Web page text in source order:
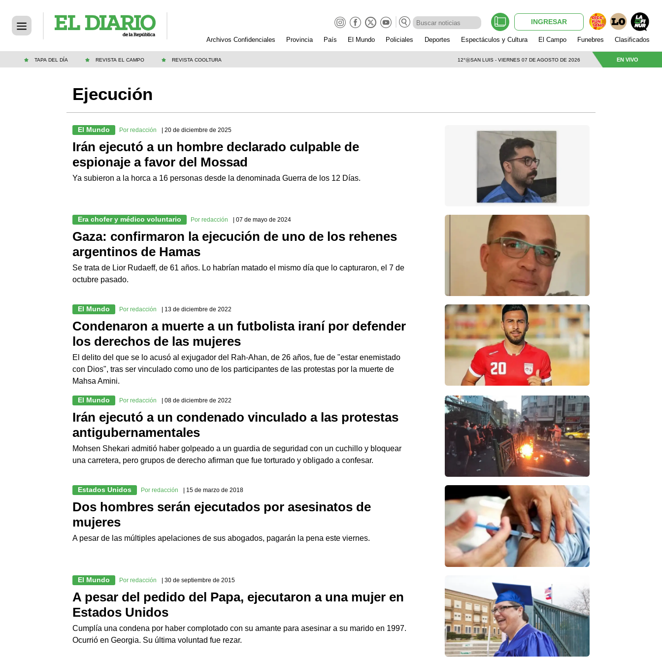
INGRESAR
Archivos Confidenciales Provincia País El Mundo Policiales Deportes Espectáculos y Cultura El Campo Funebres Clasificados
TAPA DEL DÍA REVISTA EL CAMPO REVISTA COOLTURA 12° SAN LUIS - VIERNES 07 DE AGOSTO DE 2026 EN VIVO
Ejecución
El Mundo Por redacción | 20 de diciembre de 2025
Irán ejecutó a un hombre declarado culpable de
espionaje a favor del Mossad
Ya subieron a la horca a 16 personas desde la denominada Guerra de los 12 Días.
Era chofer y médico voluntario Por redacción | 07 de mayo de 2024
Gaza: confirmaron la ejecución de uno de los rehenes
argentinos de Hamas
Se trata de Lior Rudaeff, de 61 años. Lo habrían matado el mismo día que lo capturaron, el 7 de
octubre pasado.
El Mundo Por redacción | 13 de diciembre de 2022
Condenaron a muerte a un futbolista iraní por defender
los derechos de las mujeres
El delito del que se lo acusó al exjugador del Rah-Ahan, de 26 años, fue de "estar enemistado
con Dios", tras ser vinculado como uno de los participantes de las protestas por la muerte de
Mahsa Amini.
El Mundo Por redacción | 08 de diciembre de 2022
Irán ejecutó a un condenado vinculado a las protestas
antigubernamentales
Mohsen Shekari admitió haber golpeado a un guardia de seguridad con un cuchillo y bloquear
una carretera, pero grupos de derecho afirman que fue torturado y obligado a confesar.
Estados Unidos Por redacción | 15 de marzo de 2018
Dos hombres serán ejecutados por asesinatos de
mujeres
A pesar de las múltiples apelaciones de sus abogados, pagarán la pena este viernes.
El Mundo Por redacción | 30 de septiembre de 2015
A pesar del pedido del Papa, ejecutaron a una mujer en
Estados Unidos
Cumplía una condena por haber complotado con su amante para asesinar a su marido en 1997.
Ocurrió en Georgia. Su última voluntad fue rezar.